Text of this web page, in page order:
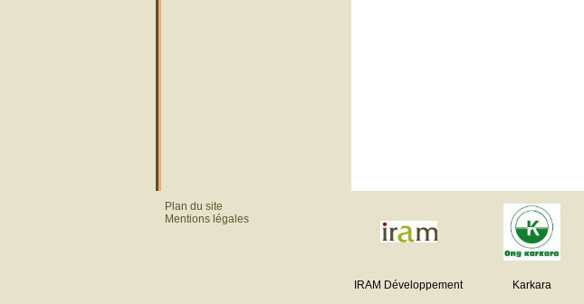
Plan du site
Mentions légales
IRAM Développement Karkara